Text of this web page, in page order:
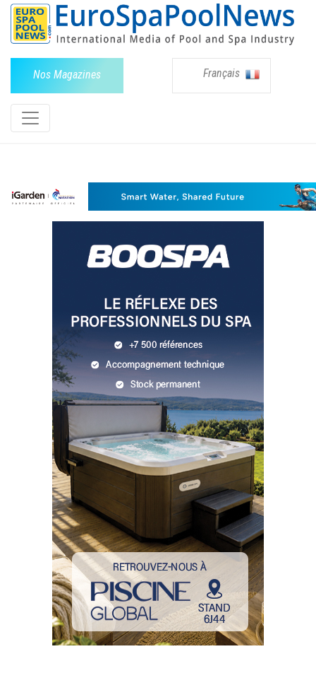
Nos Magazines Français